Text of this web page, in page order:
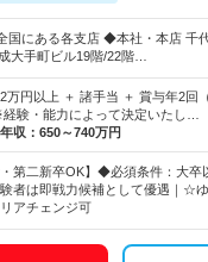
国にある各支店 ◆本社・本店 千
大手町ビル19階/22階…
万円以上 ＋ 諸手当 ＋ 賞与年2回
験・能力によって決定いたし…
収： 650～740万円
・第二新卒OK】◆必須条件：大
者は即戦力候補として優遇｜☆
アチェンジ可